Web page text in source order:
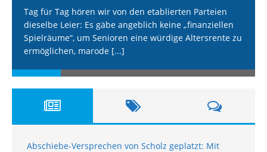
Tag für Tag hören wir von den etablierten Parteien
dieselbe Leier: Es gäbe angeblich keine „finanziellen
Spielräume“, um Senioren eine würdige Altersrente zu
ermöglichen, marode [...]
Abschiebe-Versprechen von Scholz geplatzt: Mit